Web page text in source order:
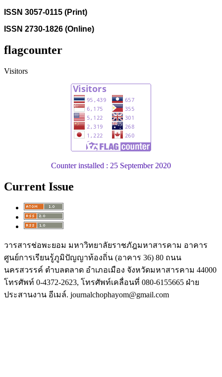
ISSN 3057-0115 (Print)
ISSN 2730-1826 (Online)
flagcounter
Visitors
Counter installed : 25 September 2020
Current Issue
วารสารช่อพะยอม มหาวิทยาลัยราชภัฎมหาสารคาม อาคาร
ศูนย์การเรียนรู้ภูมิปัญญาท้องถิ่น (อาคาร 36) 80 ถนน
นครสวรรค์ ตำบลตลาด อำเภอเมือง จังหวัดมหาสารคาม 44000
โทรศัพท์ 0-4372-2623, โทรศัพท์เคลื่อนที่ 080-6155665 ฝ่าย
ประสานงาน อีเมล์. journalchophayom@gmail.com